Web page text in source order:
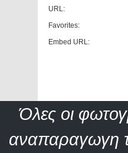
URL:
Favorites:
Embed URL:
Όλες οι
αναπαραγωγη